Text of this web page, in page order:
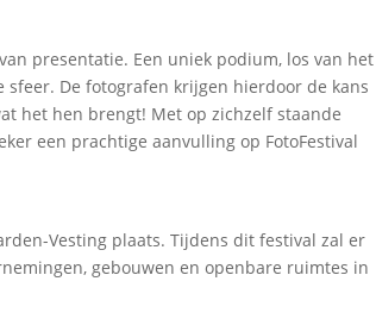
presentatie. Een uniek podium, los van het
De fotografen krijgen hierdoor de kans
het hen brengt! Met op zichzelf staande
een prachtige aanvulling op FotoFestival
Vesting plaats. Tijdens dit festival zal er
gebouwen en openbare ruimtes in